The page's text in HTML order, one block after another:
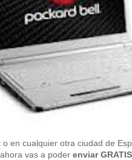
o en cualquier otra ciudad de
ahora vas a poder enviar GRATIS